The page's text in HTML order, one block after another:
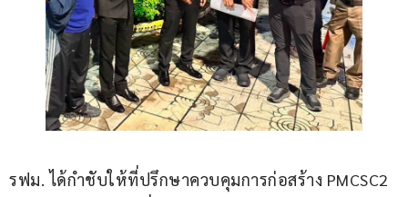
รฟม. ได้กำชับให้ที่ปรึกษาควบคุมการก่อสร้าง PMCSC2